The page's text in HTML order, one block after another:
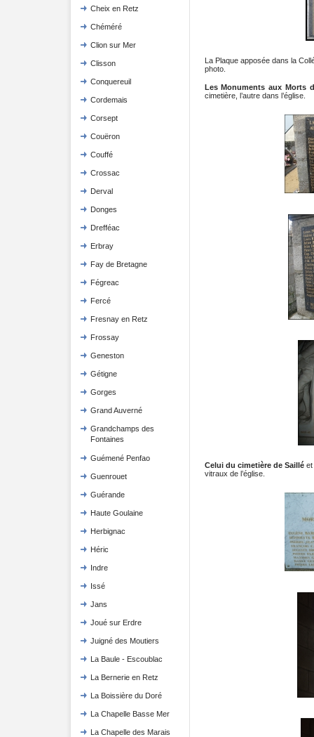
Cheix en Retz
Chéméré
Clion sur Mer
Clisson
Conquereuil
Cordemais
Corsept
Couëron
Couffé
Crossac
Derval
Donges
Drefféac
Erbray
Fay de Bretagne
Fégreac
Fercé
Fresnay en Retz
Frossay
Geneston
Gétigne
Gorges
Grand Auverné
Grandchamps des
Fontaines
Guémené Penfao
Guenrouet
Guérande
Haute Goulaine
Herbignac
Héric
Indre
Issé
Jans
Joué sur Erdre
Juigné des Moutiers
La Baule - Escoublac
La Bernerie en Retz
La Boissière du Doré
La Chapelle Basse Mer
La Chapelle des Marais
La Plaque apposée dans la
photo.
Les Monuments aux Morts
cimetière, l’autre dans l’église.
Celui du cimetière de Sailléet
vitraux de l’église.